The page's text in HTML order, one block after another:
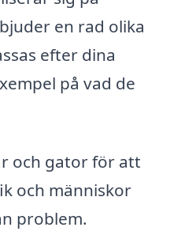
en rad olika
efter dina
på vad de
och gator för att
och människor
problem.